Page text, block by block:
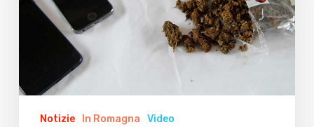
serra
sequestrata
Notizie In Romagna Video